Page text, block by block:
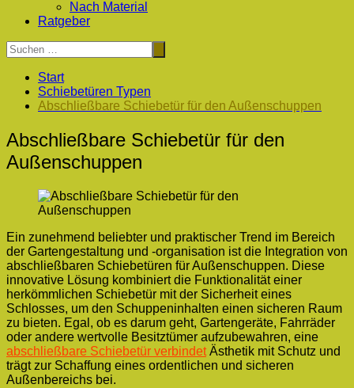
Nach Material
Ratgeber
Start
Schiebetüren Typen
Abschließbare Schiebetür für den Außenschuppen
Abschließbare Schiebetür für den
Außenschuppen
Ein zunehmend beliebter und praktischer Trend im Bereich
der Gartengestaltung und -organisation ist die Integration von
abschließbaren Schiebetüren für Außenschuppen. Diese
innovative Lösung kombiniert die Funktionalität einer
herkömmlichen Schiebetür mit der Sicherheit eines
Schlosses, um den Schuppeninhalten einen sicheren Raum
zu bieten. Egal, ob es darum geht, Gartengeräte, Fahrräder
oder andere wertvolle Besitztümer aufzubewahren, eine
abschließbare Schiebetür verbindetÄsthetik mit Schutz und
trägt zur Schaffung eines ordentlichen und sicheren
Außenbereichs bei.